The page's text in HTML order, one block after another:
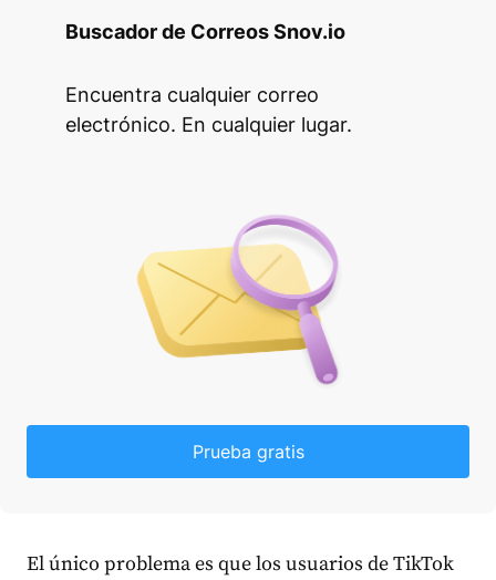
Buscador de Correos Snov.io
Encuentra cualquier correo
electrónico. En cualquier lugar.
Prueba gratis
El único problema es que los usuarios de TikTok